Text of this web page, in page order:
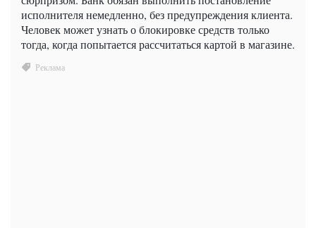
исполнителя немедленно, без предупреждения клиента.
Человек может узнать о блокировке средств только
тогда, когда попытается рассчитаться картой в магазине.